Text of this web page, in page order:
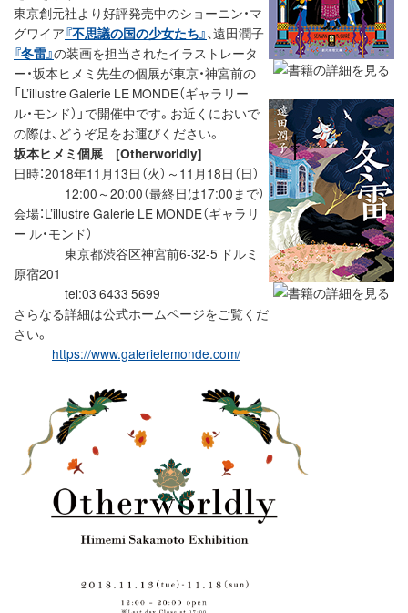
東京創元社より好評発売中のショーニン・マ
グワイア『不思議の国の少女たち』、遠田潤子
『冬雷』の装画を担当されたイラストレータ
ー・坂本ヒメミ先生の個展が東京・神宮前の
「L’illustre Galerie LE MONDE（ギャラリー
ル・モンド）」で開催中です。お近くにおいで
の際は、どうぞ足をお運びください。
坂本ヒメミ個展 [Otherworldly]
日時：2018年11月13日（火）～11月18日（日）
12:00～20:00（最終日は17:00まで）
会場：L’illustre Galerie LE MONDE（ギャラリ
ー ル・モンド）
東京都渋谷区神宮前6-32-5 ドルミ
原宿201
tel:03 6433 5699
さらなる詳細は公式ホームページをご覧くだ
さい。
https://www.galerielemonde.com/